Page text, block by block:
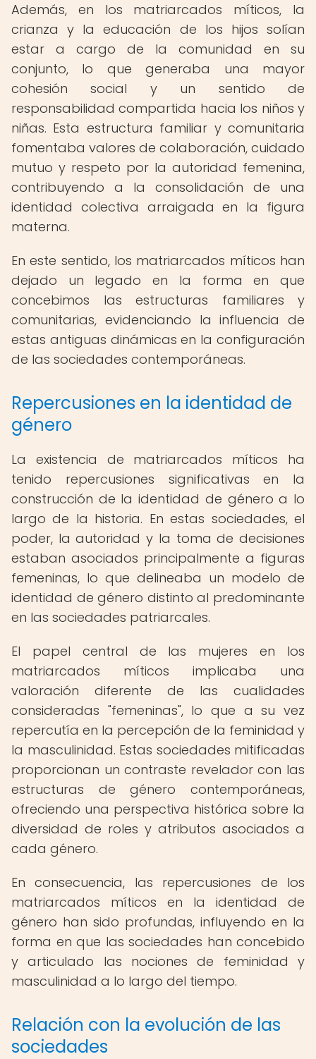
Además, en los matriarcados míticos, la
crianza y la educación de los hijos solían
estar a cargo de la comunidad en su
conjunto, lo que generaba una mayor
cohesión social y un sentido de
responsabilidad compartida hacia los niños y
niñas. Esta estructura familiar y comunitaria
fomentaba valores de colaboración, cuidado
mutuo y respeto por la autoridad femenina,
contribuyendo a la consolidación de una
identidad colectiva arraigada en la figura
materna.
En este sentido, los matriarcados míticos han
dejado un legado en la forma en que
concebimos las estructuras familiares y
comunitarias, evidenciando la influencia de
estas antiguas dinámicas en la configuración
de las sociedades contemporáneas.
Repercusiones en la identidad de
género
La existencia de matriarcados míticos ha
tenido repercusiones significativas en la
construcción de la identidad de género a lo
largo de la historia. En estas sociedades, el
poder, la autoridad y la toma de decisiones
estaban asociados principalmente a figuras
femeninas, lo que delineaba un modelo de
identidad de género distinto al predominante
en las sociedades patriarcales.
El papel central de las mujeres en los
matriarcados míticos implicaba una
valoración diferente de las cualidades
consideradas "femeninas", lo que a su vez
repercutía en la percepción de la feminidad y
la masculinidad. Estas sociedades mitificadas
proporcionan un contraste revelador con las
estructuras de género contemporáneas,
ofreciendo una perspectiva histórica sobre la
diversidad de roles y atributos asociados a
cada género.
En consecuencia, las repercusiones de los
matriarcados míticos en la identidad de
género han sido profundas, influyendo en la
forma en que las sociedades han concebido
y articulado las nociones de feminidad y
masculinidad a lo largo del tiempo.
Relación con la evolución de las
sociedades